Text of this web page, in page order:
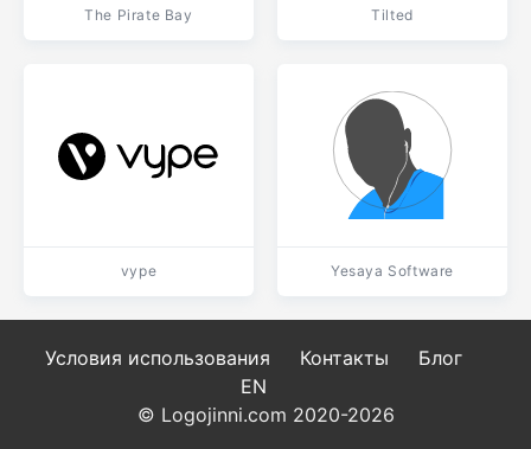
The Pirate Bay Tilted
vype Yesaya Software
Условия использования Контакты
Блог
EN
© Logojinni.com 2020-2026